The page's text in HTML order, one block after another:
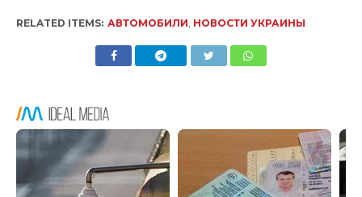
RELATED ITEMS: АВТОМОБИЛИ, НОВОСТИ УКРАИНЫ